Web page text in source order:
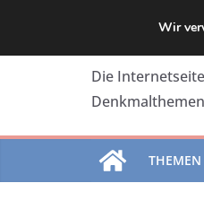
springen
Die
THEMEN
Wir